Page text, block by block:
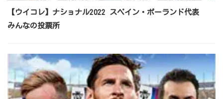
【ウイコレ】ナショナル2022 スペイン・ポーランド代表
みんなの投票所